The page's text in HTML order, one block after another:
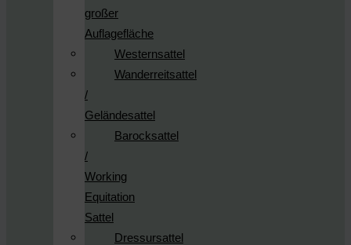
großer
Auflagefläche
Westernsattel
Wanderreitsattel
/
Geländesattel
Barocksattel
/
Working
Equitation
Sattel
Dressursattel